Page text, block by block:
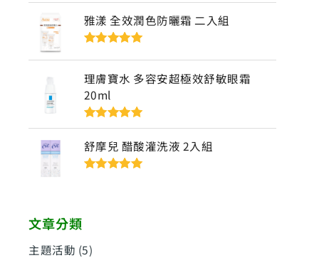
5
雅漾 全效潤色防曬霜 二入組
5
理膚寶水 多容安超極效舒敏眼霜
20ml
評分5滿分
舒摩兒 醋酸灌洗液 2入組
文章分類
主題活動 (5)